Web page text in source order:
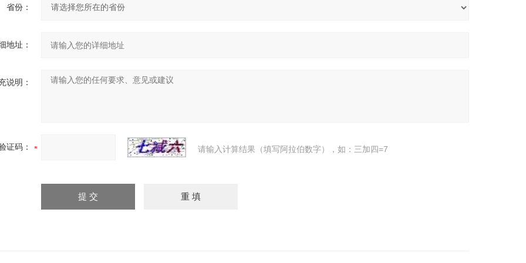
省份：
地址：
说明：
证码： 请输入计算结果（填写阿拉伯数字），如：三加四=7